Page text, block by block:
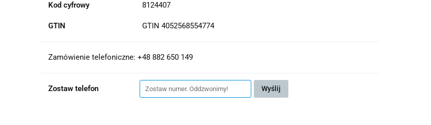
Kod cyfrowy 8124407
GTIN GTIN 4052568554774
Zamówienie telefoniczne: +48 882 650 149
Zostaw telefon Wyślij